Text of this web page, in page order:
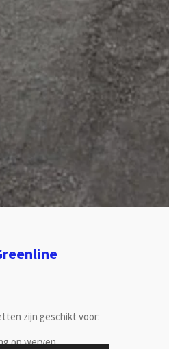
zijn geschikt voor:
op werven